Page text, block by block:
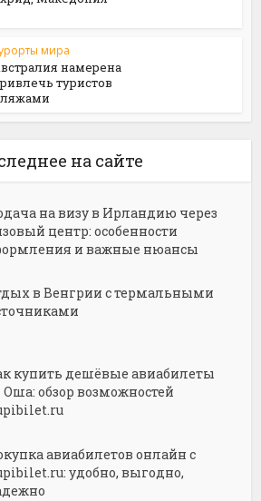
мира
намерена
туристов
на сайте
на визу в Ирландию через
центр: особенности
и важные нюансы
в Венгрии с термальными
купить дешёвые авиабилеты
Оша: обзор возможностей
авиабилетов онлайн с
удобно, выгодно,